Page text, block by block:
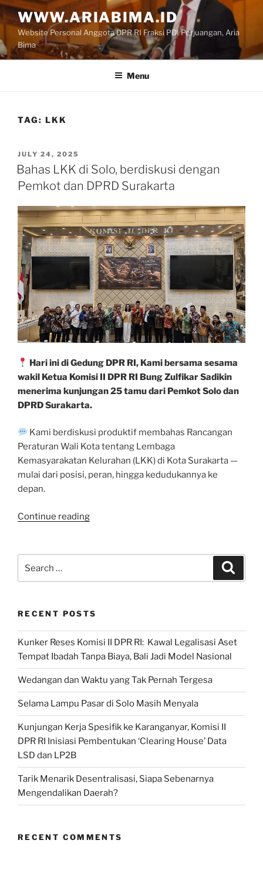
Skip
to
content
WWW.ARIABIMA.ID
Website Personal Anggota DPR RI Fraksi PDI Perjuangan, Aria
Bima
Menu
TAG: LKK
POSTED
ON
JULY 24, 2025
Bahas LKK di Solo, berdiskusi dengan
Pemkot dan DPRD Surakarta
Hari ini di Gedung DPR RI, Kami bersama sesama
wakil Ketua Komisi II DPR RI Bung Zulfikar Sadikin
menerima kunjungan 25 tamu dari Pemkot Solo dan
DPRD Surakarta.
Kami berdiskusi produktif membahas Rancangan
Peraturan Wali Kota tentang Lembaga
Kemasyarakatan Kelurahan (LKK) di Kota Surakarta —
mulai dari posisi, peran, hingga kedudukannya ke
depan.
Continue reading“Bahas
Solo,
dan
DPRD
Surakarta”
for:
RECENT POSTS
Kunker Reses Komisi II DPR RI: Kawal Legalisasi Aset
Tempat Ibadah Tanpa Biaya, Bali Jadi Model Nasional
Wedangan dan Waktu yang Tak Pernah Tergesa
Selama Lampu Pasar di Solo Masih Menyala
Kunjungan Kerja Spesifik ke Karanganyar, Komisi II
DPR RI Inisiasi Pembentukan ‘Clearing House’ Data
LSD dan LP2B
Tarik Menarik Desentralisasi, Siapa Sebenarnya
Mengendalikan Daerah?
RECENT COMMENTS